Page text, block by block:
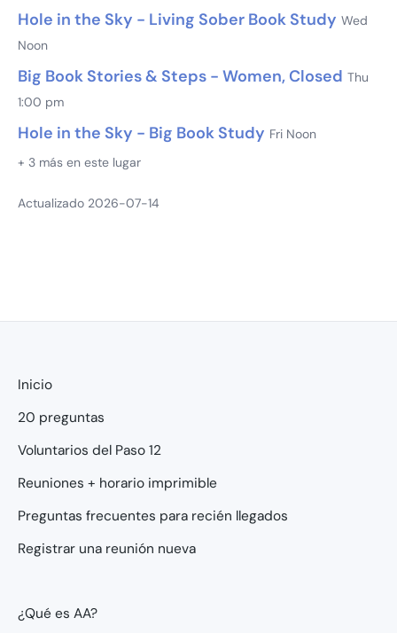
Hole in the Sky - Living Sober Book Study Wed
Noon
Big Book Stories & Steps - Women, Closed Thu
1:00 pm
Hole in the Sky - Big Book Study Fri Noon
+ 3 más en este lugar
Actualizado 2026-07-14
Inicio
20 preguntas
Voluntarios del Paso 12
Reuniones + horario imprimible
Preguntas frecuentes para recién llegados
Registrar una reunión nueva
¿Qué es AA?